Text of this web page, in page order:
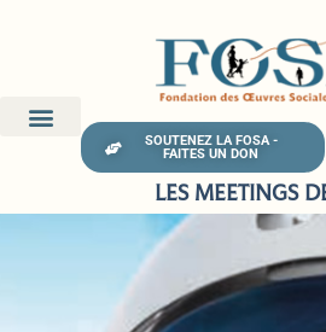
SOUTENEZ LA FOSA -
FAITES UN DON
LES MEETINGS